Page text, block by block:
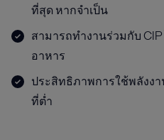
ที่สุด หากจำเป็น
สามารถทำงานร่วมกับ
อาหาร
ประสิทธิภาพการใช้พลังง
ที่ต่ำ